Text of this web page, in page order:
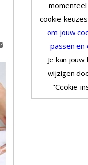
cookie-
om jouw
passen en
Je kan
wijzigen
"Cookie-